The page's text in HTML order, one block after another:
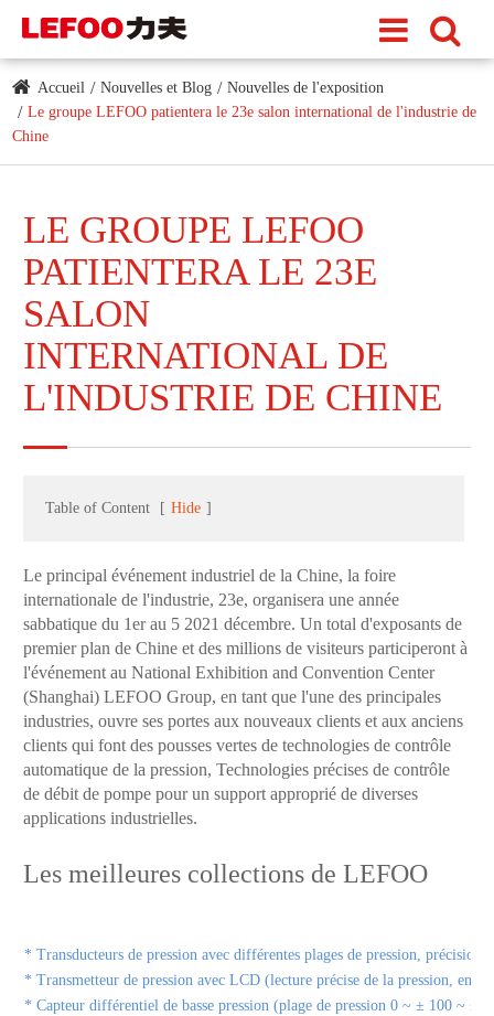
Accueil Nouvelles et Blog
Nouvelles de l'exposition
Le groupe LEFOO patientera le 23e salon international de l'industrie de
Chine
LE GROUPE LEFOO
PATIENTERA LE 23E
SALON
INTERNATIONAL DE
L'INDUSTRIE DE CHINE
Table of Content [ Hide ]
Le principal événement industriel de la Chine, la foire
internationale de l'industrie, 23e, organisera une année
sabbatique du 1er au 5 2021 décembre. Un total d'exposants de
premier plan de Chine et des millions de visiteurs participeront à
l'événement au National Exhibition and Convention Center
(Shanghai) LEFOO Group, en tant que l'une des principales
industries, ouvre ses portes aux nouveaux clients et aux anciens
clients qui font des pousses vertes de technologies de contrôle
automatique de la pression, Technologies précises de contrôle
de débit de pompe pour un support approprié de diverses
applications industrielles.
Les meilleures collections de LEFOO
* Transducteurs de pression avec différentes plages de pression,
* Transmetteur de pression avec LCD (lecture précise de la pression,
* Capteur différentiel de basse pression (plage de pression 0 ~ ± 100 ~ ±